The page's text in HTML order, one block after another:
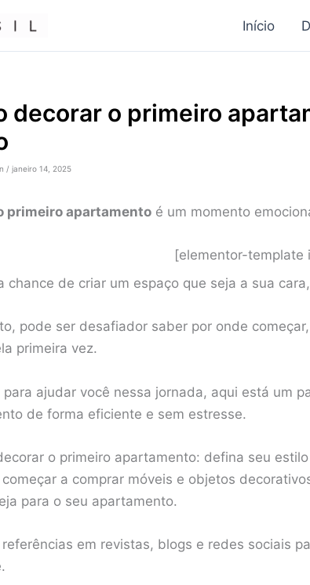
Início
decorar o primeiro
/ janeiro 14, 2025
primeiro apartamento é um momento
[elementor-template
chance de criar um espaço que seja a sua
pode ser desafiador saber por onde
primeira vez.
ajudar você nessa jornada, aqui está um
de forma eficiente e sem estresse.
o primeiro apartamento: defina seu
a comprar móveis e objetos
para o seu apartamento.
referências em revistas, blogs e redes sociais